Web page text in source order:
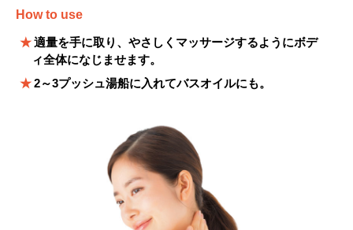
How to use
適量を手に取り、やさしくマッサージするようにボデ
ィ全体になじませます。
2～3プッシュ湯船に入れてバスオイルにも。